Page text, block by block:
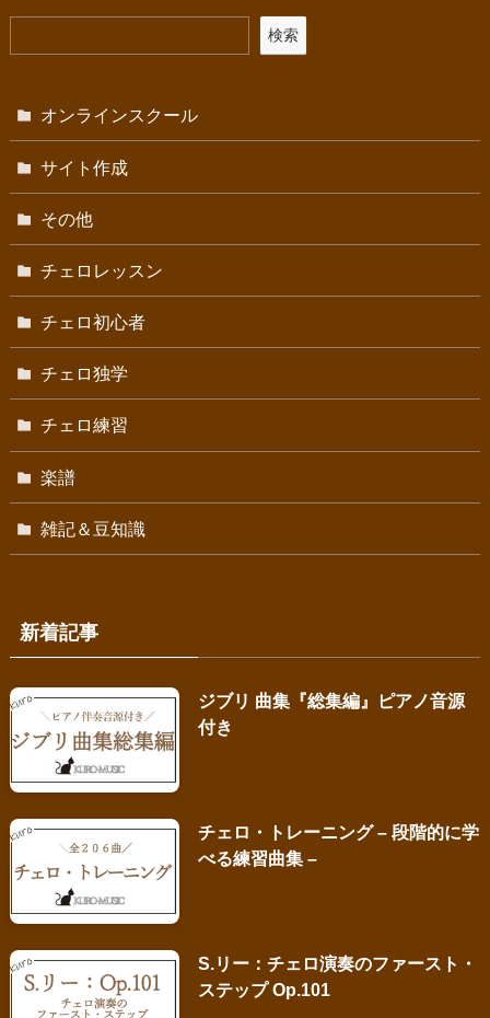
検索
オンラインスクール
サイト作成
その他
チェロレッスン
チェロ初心者
チェロ独学
チェロ練習
楽譜
雑記＆豆知識
新着記事
ジブリ 曲集『総集編』ピアノ音源
付き
チェロ・トレーニング – 段階的に学
べる練習曲集 –
S.リー：チェロ演奏のファースト・
ステップ Op.101